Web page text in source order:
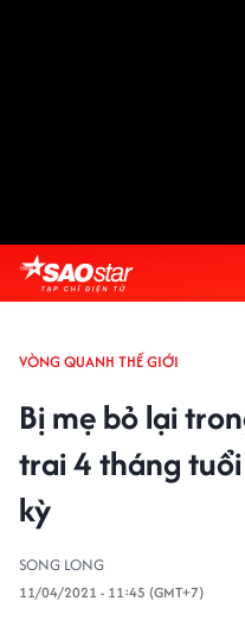
VÒNG QUANH THẾ GIỚI
Bị mẹ bỏ lại
trai 4 tháng
kỳ
SONG LONG
11/04/2021 - 11:45 (GMT+7)